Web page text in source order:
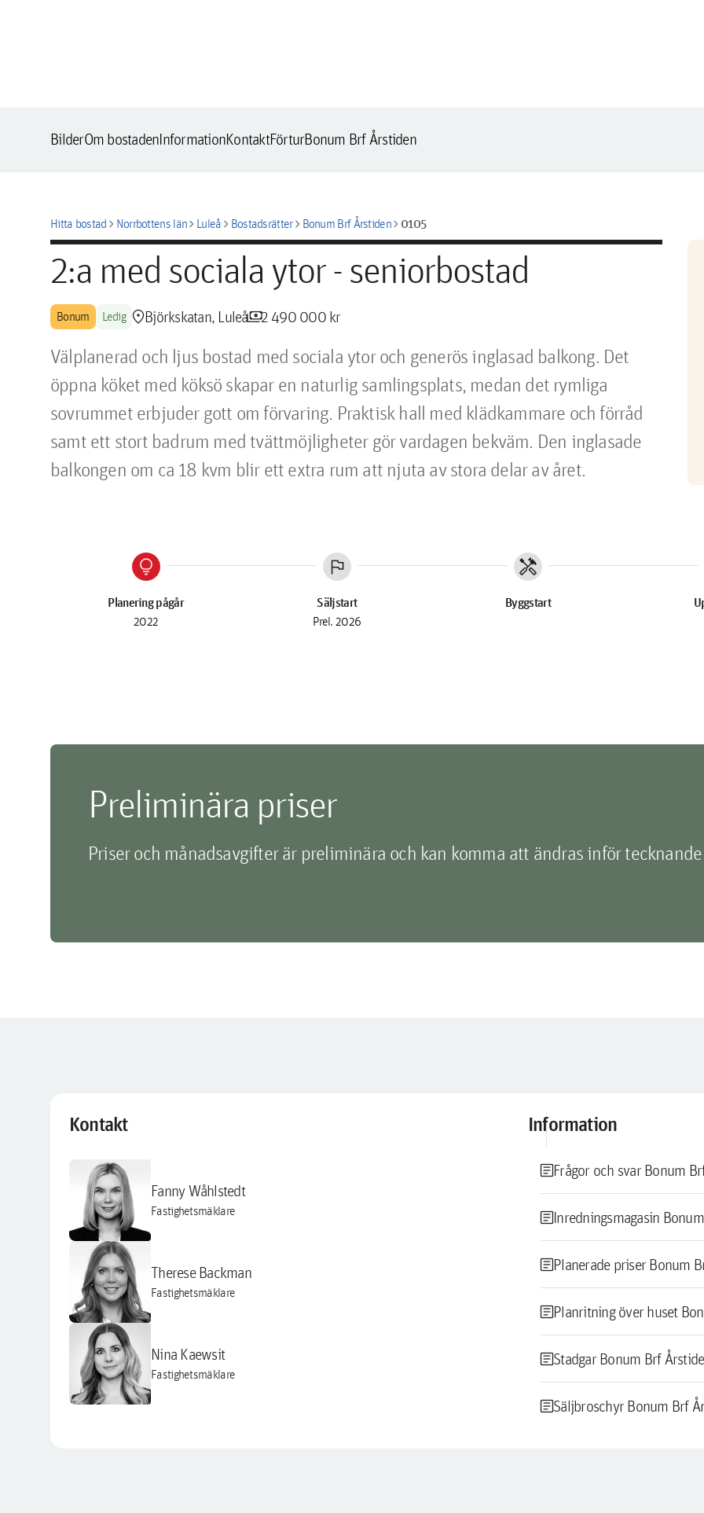
BilderOm bostadenInformationKontaktFörturBonum Brf Årstiden
Hitta bostadchevron_rightNorrbottens länchevron_rightLuleåchevron_rightBostadsrätterchevron_rightBonum Brf Årstidenchevron_right0105
2:a med sociala ytor - seniorbostad
Bonum Ledig location_pinBjörkskatan, Luleåpayments2 490 000 kr
Välplanerad och ljus bostad med sociala ytor och generös inglasad balkong. Det
öppna köket med köksö skapar en naturlig samlingsplats, medan det rymliga
sovrummet erbjuder gott om förvaring. Praktisk hall med klädkammare och förråd
samt ett stort badrum med tvättmöjligheter gör vardagen bekväm. Den inglasade
balkongen om ca 18 kvm blir ett extra rum att njuta av stora delar av året.
lightbulb
Planering pågår
2022
flag
Säljstart
Prel. 2026
handyman
Byggstart
Preliminära priser
Priser och månadsavgifter är preliminära och kan komma att ändras inför
Kontakt
Fanny Wåhlstedt
Fastighetsmäklare
Therese Backman
Fastighetsmäklare
Nina Kaewsit
Fastighetsmäklare
Information
articleFrågor och svar Bonum
articleInredningsmagasin
articlePlanerade priser Bonum
articlePlanritning över huset
articleStadgar Bonum Brf
articleSäljbroschyr Bonum Brf